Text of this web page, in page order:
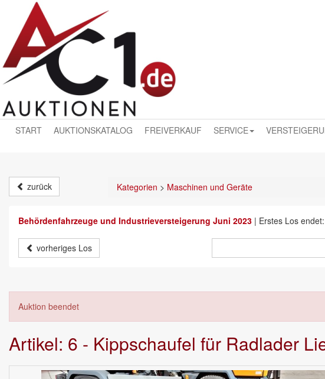
START AUKTIONSKATALOG FREIVERKAUF SERVICE
zurück Kategorien > Maschinen und Geräte
Behördenfahrzeuge und Industrieversteigerung Juni 2023 | Erstes Los
vorheriges Los
Auktion beendet
Artikel: 6 - Kippschaufel für Radlader